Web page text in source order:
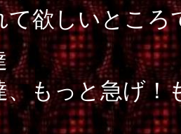
て欲しいところ
、もっと急げ